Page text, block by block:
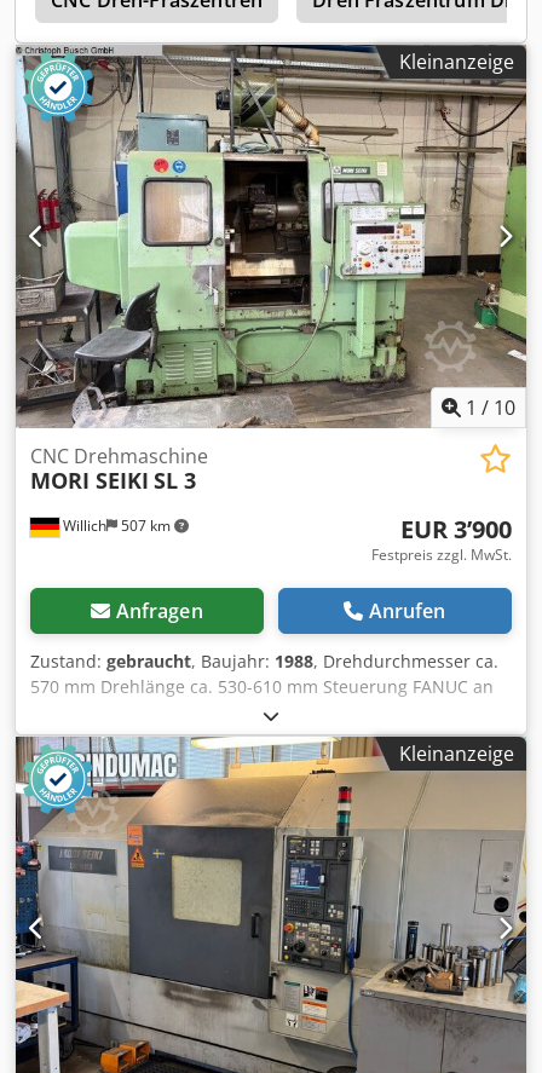
Schmiersystem Teilefänger Credezg A Saspfx Ab Nof
Kleinanzeige
1 / 10
Willich 507 km
CNC Drehmaschine
MORI SEIKI SL 3
EUR 3’900
Festpreis zzgl. MwSt.
Anfragen Anrufen
Zustand: gebraucht, Baujahr: 1988, Drehdurchmesser ca.
570 mm Drehlänge ca. 530-610 mm Steuerung FANUC an
Bastler ohne Gewähr x-Weg ca 160-200 mm y-Weg ca. 560
mm Maschinengewicht ca. 4,5 - 5 t Revolver ca 10 oder 12
Spindelbohrung 52-76 mm Maschinengewicht ca. 4 t Stand
bis zum Abbau unter Strom Cedpfx Aboyiu Tpj Njrf
Kleinanzeige